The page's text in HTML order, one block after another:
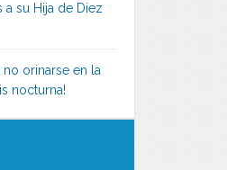
a su Hija de Diez
orinarse en la
nocturna!